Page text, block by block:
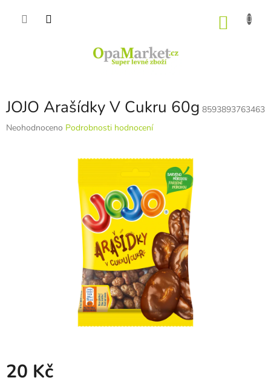
JOJO Arašídky V Cukru 60g 8593893763463
Průměrné
Neohodnoceno Podrobnosti hodnocení
20 Kč